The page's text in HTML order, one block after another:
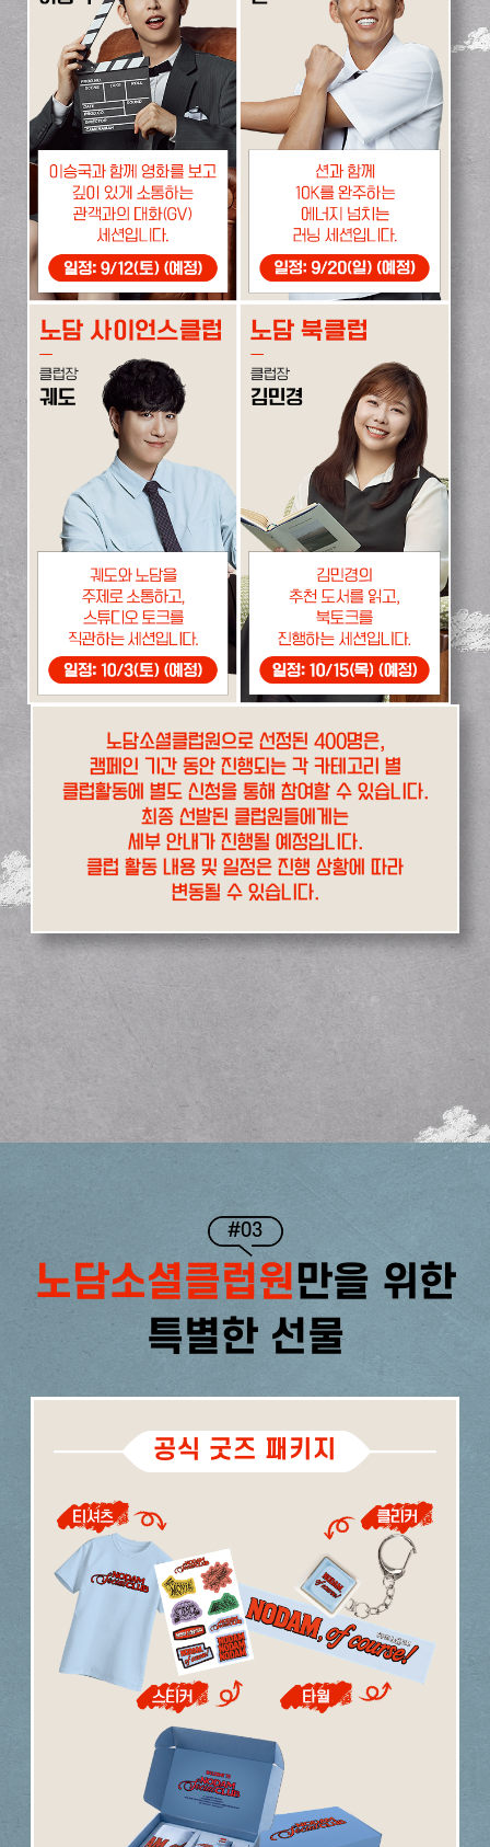
노담소셜클럽원으로 선정된 400명은,
캠페인 기간 동안 진행되는 각 카테고리 별
클럽활동에 별도 신청을 통해 참여할 수 있습니다.
최종 선발된 클럽원들에게는
세부 안내가 진행될 예정입니다.
클럽 활동 내용 및 일정은 진행 상황에 따라
변동될 수 있습니다.
#03
노담소셜클럽원만을 위한
특별한 선물
공식 굿즈 패키지